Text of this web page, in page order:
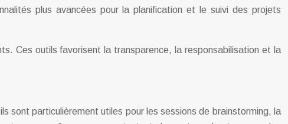
plus avancées pour la planification et le suivi des projets
Ces outils favorisent la transparence, la responsabilisation et la
sont particulièrement utiles pour les sessions de brainstorming, la